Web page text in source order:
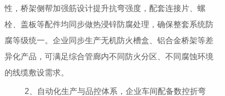
性，桥架侧帮加强筋设计提升抗弯强度，配套连接片、螺
栓、盖板等配件均同步做热浸锌防腐处理，确保整套系统防
腐等级统一。企业同步生产无机防火槽盒、铝合金桥架等差
异化产品，可满足综合管廊内不同防火分区、不同腐蚀环境
的线缆敷设需求。
2、自动化生产与品控体系，企业车间配备数控折弯